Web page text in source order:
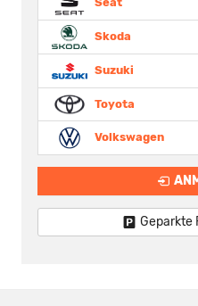
Skoda
Suzuki
Toyota
Volkswagen
Geparkte